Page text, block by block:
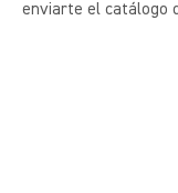
enviarte el catálogo